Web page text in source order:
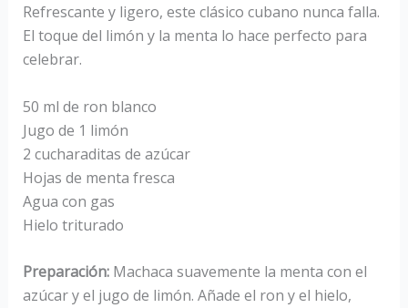
Refrescante y ligero, este clásico cubano nunca falla.
El toque del limón y la menta lo hace perfecto para
celebrar.
50 ml de ron blanco
Jugo de 1 limón
2 cucharaditas de azúcar
Hojas de menta fresca
Agua con gas
Hielo triturado
Preparación:Machaca suavemente la menta con el
azúcar y el jugo de limón. Añade el ron y el hielo,